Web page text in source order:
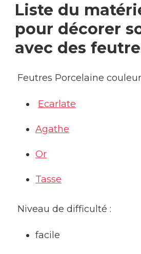
Liste du
pour décorer
avec des
Feutres Porcelaine
Ecarlate
Agathe
Or
Tasse
Niveau de difficulté :
facile